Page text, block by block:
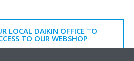
LOCAL DAIKIN OFFICE TO
TO OUR WEBSHOP